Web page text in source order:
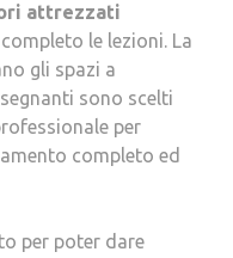
attrezzati
le lezioni. La
gli spazi a
sono scelti
per
completo ed
per poter dare